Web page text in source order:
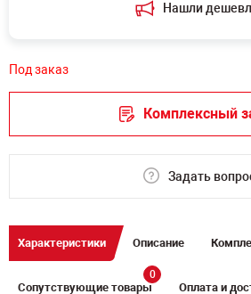
Нашли
Под заказ
Комплексный
Задать
Характеристики Описание
Сопутствующие товары
0
Оплата и